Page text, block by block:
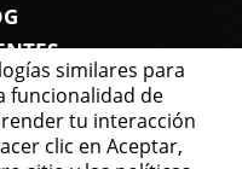
DEL SITIO
Michell
similares para
funcionalidad de
tu interacción
clic en Aceptar,